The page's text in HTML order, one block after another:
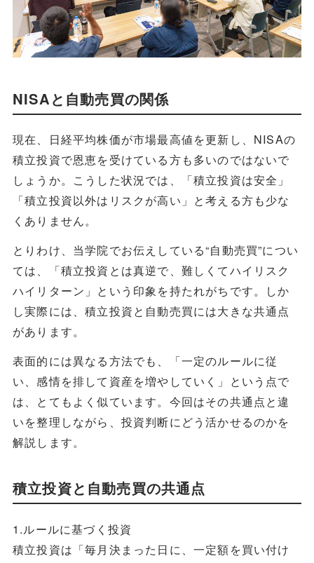
NISAと自動売買の関係
現在、日経平均株価が市場最高値を更新し、NISAの
積立投資で恩恵を受けている方も多いのではないで
しょうか。こうした状況では、「積立投資は安全」
「積立投資以外はリスクが高い」と考える方も少な
くありません。
とりわけ、当学院でお伝えしている“自動売買”につい
ては、「積立投資とは真逆で、難しくてハイリスク
ハイリターン」という印象を持たれがちです。しか
し実際には、積立投資と自動売買には大きな共通点
があります。
表面的には異なる方法でも、「一定のルールに従
い、感情を排して資産を増やしていく」という点で
は、とてもよく似ています。今回はその共通点と違
いを整理しながら、投資判断にどう活かせるのかを
解説します。
積立投資と自動売買の共通点
1.ルールに基づく投資
積立投資は「毎月決まった日に、一定額を買い付け